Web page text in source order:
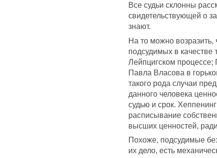
Все судьи склонны
свидетельствующей о
знают.
На то можно возразить,
подсудимых в
Лейпцигском
Павла Власова в
такого рода случаи
данного человека
судью и срок.
расписывание
высших ценностей,
Похоже, подсудимые
их дело, есть